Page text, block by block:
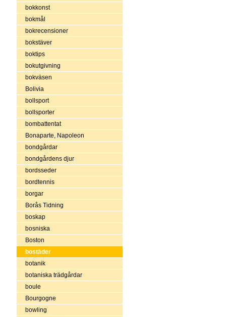
bokkonst
bokmål
bokrecensioner
bokstäver
boktips
bokutgivning
bokväsen
Bolivia
bollsport
bollsporter
bombattentat
Bonaparte, Napoleon
bondgårdar
bondgårdens djur
bordsseder
bordtennis
borgar
Borås Tidning
boskap
bosniska
Boston
bostäder
botanik
botaniska trädgårdar
boule
Bourgogne
bowling